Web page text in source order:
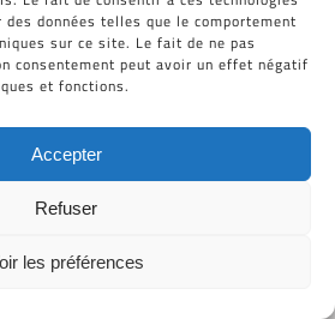
données telles que le comportement
sur ce site. Le fait de ne pas
consentement peut avoir un effet négatif
et fonctions.
Accepter
Refuser
les préférences
de site : Grafibox.fr